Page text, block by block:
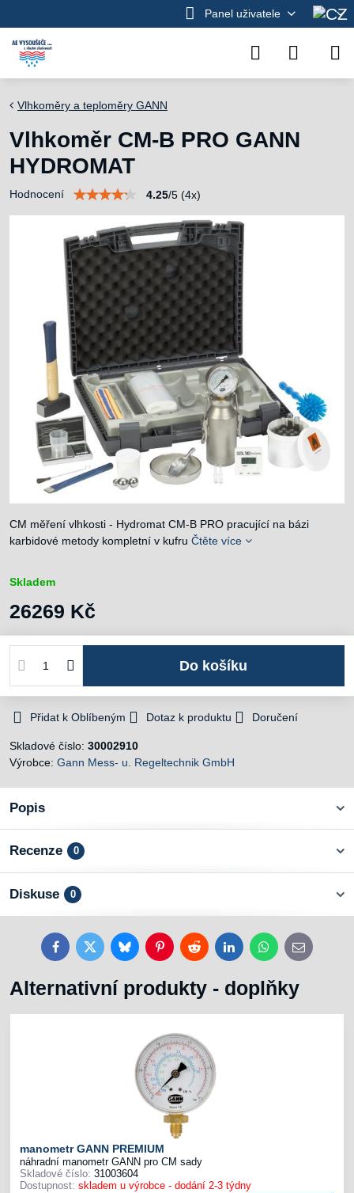
Panel uživatele
Vlhkoměry a teploměry GANN
Vlhkoměr CM-B PRO GANN
HYDROMAT
Hodnocení 4.25/5 (4x)
CM měření vlhkosti - Hydromat CM-B PRO pracující na bázi
karbidové metody kompletní v kufru Čtěte více
Skladem
26269 Kč
Do košíku
Přidat k Oblíbeným Dotaz k produktu Doručení
Skladové číslo: 30002910
Výrobce: Gann Mess- u. Regeltechnik GmbH
Popis
Recenze 0
Diskuse 0
FacebookTwitterBlueskyPinterestRedditLinkedInWhatsApp
E-
mail
Alternativní produkty - doplňky
manometr GANN PREMIUM
náhradní manometr GANN pro CM sady
Skladové číslo: 31003604
Dostupnost: skladem u výrobce - dodání 2-3 týdny